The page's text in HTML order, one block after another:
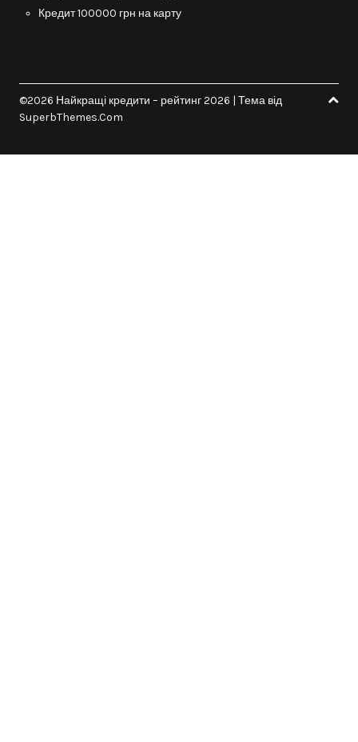
Кредит 100000 грн на карту
©2026 Найкращі кредити – рейтинг 2026 | Тема від
SuperbThemes.Com